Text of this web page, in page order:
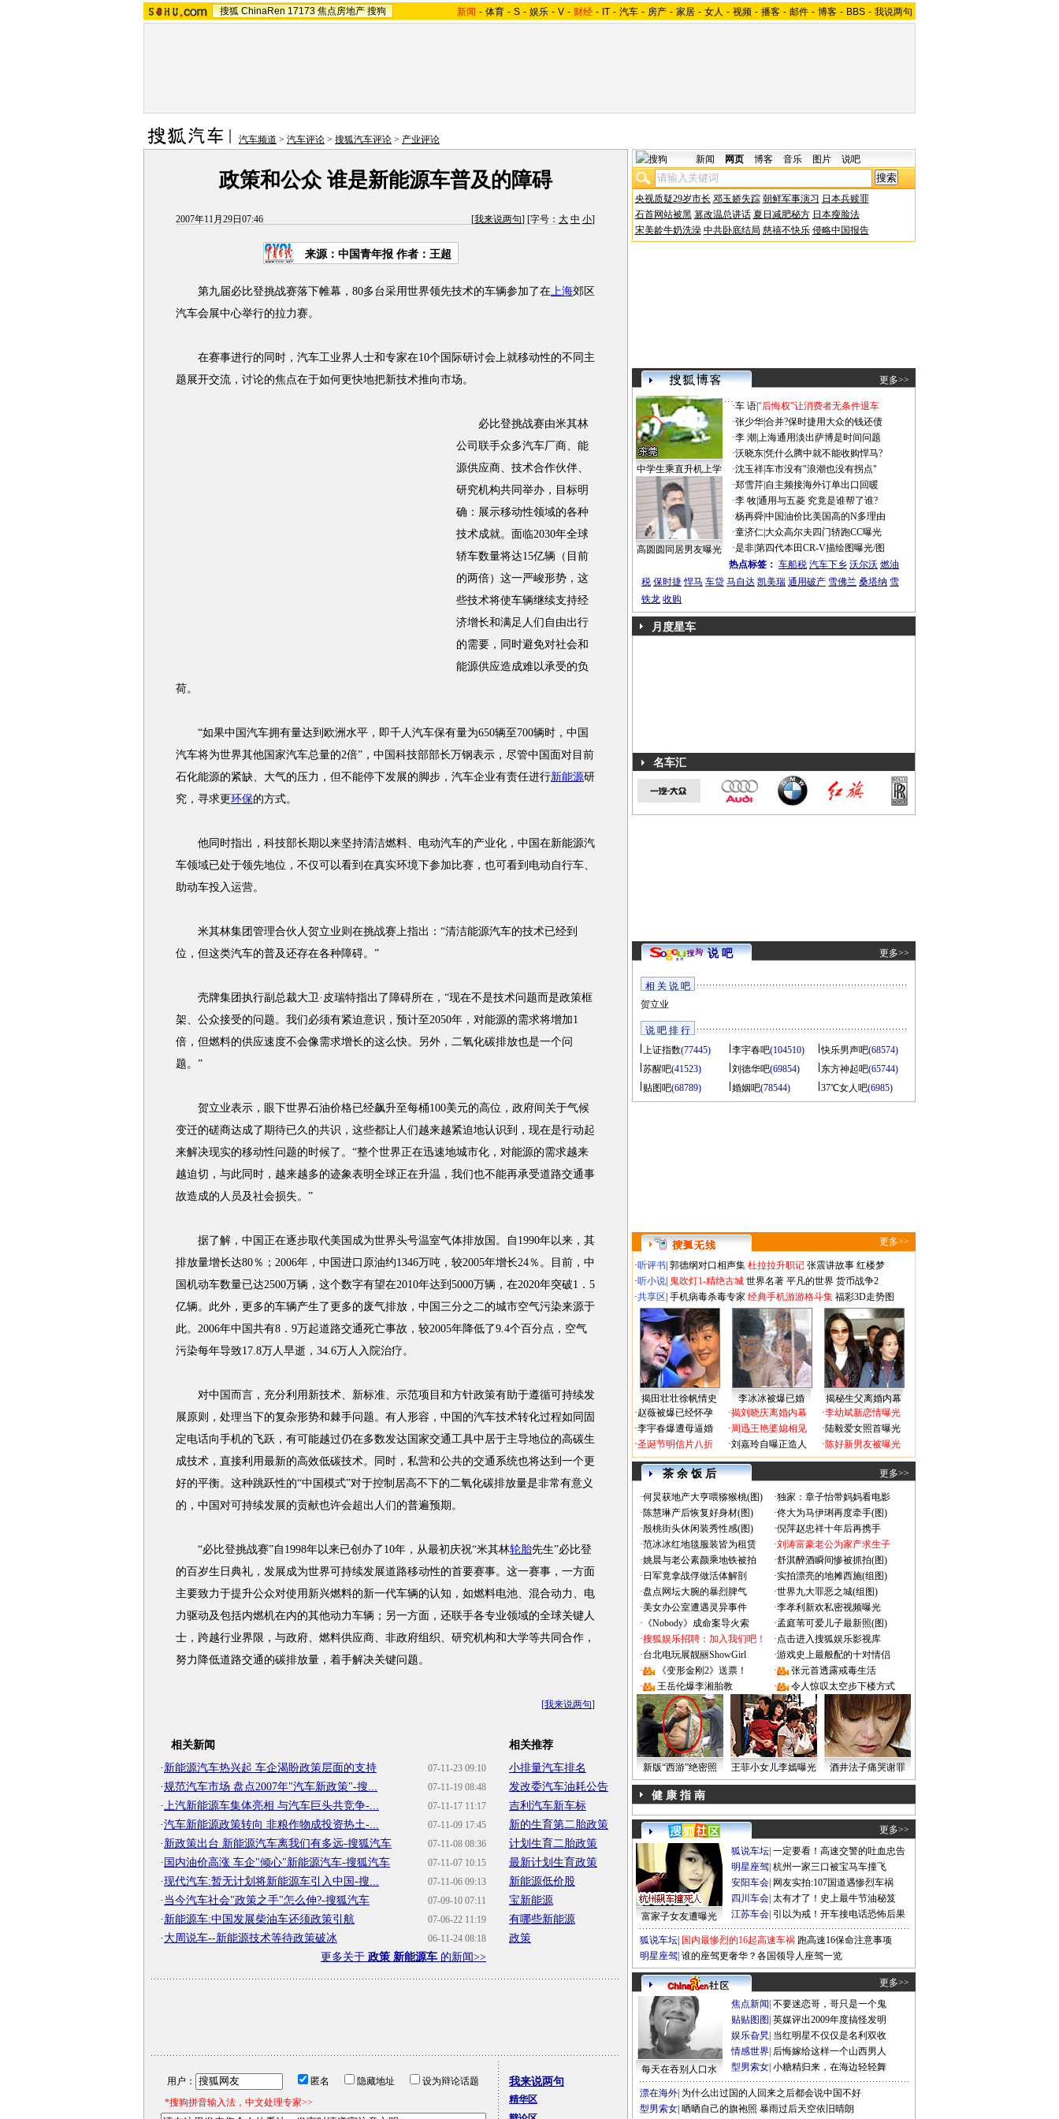
搜狐 ChinaRen 17173 焦点房地产 搜狗 新闻 - 体育 - S - 娱乐 - V - 财经 - IT - 汽车 - 房产 - 家居 - 女人 - 视频 - 播客 - 邮件 - 博客 - BBS - 我说两句
汽车频道 > 汽车评论 > 搜狐汽车评论 > 产业评论
政策和公众 谁是新能源车普及的障碍
2007年11月29日07:46 [我来说两句] [字号： 大 中 小]
来源：中国青年报 作者：王超
第九届必比登挑战赛落下帷幕，80多台采用世界领先技术的车辆参加了在上海郊区
汽车会展中心举行的拉力赛。
在赛事进行的同时，汽车工业界人士和专家在10个国际研讨会上就移动性的不同主
题展开交流，讨论的焦点在于如何更快地把新技术推向市场。
必比登挑战赛由米其林
公司联手众多汽车厂商、能
源供应商、技术合作伙伴、
研究机构共同举办，目标明
确：展示移动性领域的各种
技术成就。面临2030年全球
轿车数量将达15亿辆（目前
的两倍）这一严峻形势，这
些技术将使车辆继续支持经
济增长和满足人们自由出行
的需要，同时避免对社会和
能源供应造成难以承受的负
荷。
“如果中国汽车拥有量达到欧洲水平，即千人汽车保有量为650辆至700辆时，中国
汽车将为世界其他国家汽车总量的2倍”，中国科技部部长万钢表示，尽管中国面对目前
石化能源的紧缺、大气的压力，但不能停下发展的脚步，汽车企业有责任进行新能源研
究，寻求更环保的方式。
他同时指出，科技部长期以来坚持清洁燃料、电动汽车的产业化，中国在新能源汽
车领域已处于领先地位，不仅可以看到在真实环境下参加比赛，也可看到电动自行车、
助动车投入运营。
米其林集团管理合伙人贺立业则在挑战赛上指出：“清洁能源汽车的技术已经到
位，但这类汽车的普及还存在各种障碍。”
壳牌集团执行副总裁大卫·皮瑞特指出了障碍所在，“现在不是技术问题而是政策框
架、公众接受的问题。我们必须有紧迫意识，预计至2050年，对能源的需求将增加1
倍，但燃料的供应速度不会像需求增长的这么快。另外，二氧化碳排放也是一个问
题。”
贺立业表示，眼下世界石油价格已经飙升至每桶100美元的高位，政府间关于气候
变迁的磋商达成了期待已久的共识，这些都让人们越来越紧迫地认识到，现在是行动起
来解决现实的移动性问题的时候了。“整个世界正在迅速地城市化，对能源的需求越来
越迫切，与此同时，越来越多的迹象表明全球正在升温，我们也不能再承受道路交通事
故造成的人员及社会损失。”
据了解，中国正在逐步取代美国成为世界头号温室气体排放国。自1990年以来，其
排放量增长达80％；2006年，中国进口原油约1346万吨，较2005年增长24％。目前，中
国机动车数量已达2500万辆，这个数字有望在2010年达到5000万辆，在2020年突破1．5
亿辆。此外，更多的车辆产生了更多的废气排放，中国三分之二的城市空气污染来源于
此。2006年中国共有8．9万起道路交通死亡事故，较2005年降低了9.4个百分点，空气
污染每年导致17.8万人早逝，34.6万人入院治疗。
对中国而言，充分利用新技术、新标准、示范项目和方针政策有助于遵循可持续发
展原则，处理当下的复杂形势和棘手问题。有人形容，中国的汽车技术转化过程如同固
定电话向手机的飞跃，有可能越过仍在多数发达国家交通工具中居于主导地位的高碳生
成技术，直接利用最新的高效低碳技术。同时，私营和公共的交通系统也将达到一个更
好的平衡。这种跳跃性的“中国模式”对于控制居高不下的二氧化碳排放量是非常有意义
的，中国对可持续发展的贡献也许会超出人们的普遍预期。
“必比登挑战赛”自1998年以来已创办了10年，从最初庆祝“米其林轮胎先生”必比登
的百岁生日典礼，发展成为世界可持续发展道路移动性的首要赛事。这一赛事，一方面
主要致力于提升公众对使用新兴燃料的新一代车辆的认知，如燃料电池、混合动力、电
力驱动及包括内燃机在内的其他动力车辆；另一方面，还联手各专业领域的全球关键人
士，跨越行业界限，与政府、燃料供应商、非政府组织、研究机构和大学等共同合作，
努力降低道路交通的碳排放量，着手解决关键问题。
[我来说两句]
相关新闻
07-11-23 09:10
· 新能源汽车热兴起 车企渴盼政策层面的支持
07-11-19 08:48
·规范汽车市场 盘点2007年"汽车新政策"-搜...
07-11-17 11:17
·上汽新能源车集体亮相 与汽车巨头共竞争-...
07-11-09 17:45
·汽车新能源政策转向 非粮作物成投资热土-...
07-11-08 08:36
· 新政策出台 新能源汽车离我们有多远-搜狐汽车
07-11-07 10:15
· 国内油价高涨 车企"倾心"新能源汽车-搜狐汽车
07-11-06 09:13
·现代汽车:暂无计划将新能源车引入中国-搜...
07-09-10 07:11
· 当今汽车社会"政策之手"怎么伸?-搜狐汽车
07-06-22 11:19
· 新能源车:中国发展柴油车还须政策引航
06-11-24 08:18
· 大周说车--新能源技术等待政策破冰
更多关于 政策 新能源车 的新闻>>
相关推荐
小排量汽车排名
发改委汽车油耗公告
吉利汽车新车标
新的生育第二胎政策
计划生育二胎政策
最新计划生育政策
新能源低价股
宝新能源
有哪些新能源
政策
用户： 匿名 隐藏地址
设为辩论话题
*搜狗拼音输入法，中文处理专家>>
我来说两句
精华区
新闻 网页 博客 音乐 图片 说吧
央视质疑29岁市长 邓玉娇失踪 朝鲜军事演习 日本兵赎罪
石首网站被黑 篡改温总讲话 夏日减肥秘方 日本瘦脸法
宋美龄牛奶洗澡 中共卧底结局 慈禧不快乐 侵略中国报告
更多>>
中学生乘直升机上学
高圆圆同居男友曝光
·车 语|"后悔权"让消费者无条件退车
·张少华|合并?保时捷用大众的钱还债
·李 潮 上海通用淡出萨博是时间问题
·沃晓东|凭什么腾中就不能收购悍马?
·沈玉祥|车市没有"浪潮也没有拐点"
·郑雪芹| 自主频接海外订单出口回暖
·李 牧|通用与五菱 究竟是谁帮了谁?
·杨再舜|中国油价比美国高的N多理由
·童济仁|大众高尔夫四门轿跑CC曝光
·是非|第四代本田CR-V描绘图曝光/图
热点标签： 车船税 汽车下乡 沃尔沃 燃油
税 保时捷 悍马 车贷 马自达 凯美瑞 通用破产 雪佛兰 桑塔纳 雪
铁龙 收购
月度星车
名车汇
说 吧 更多>>
相 关 说 吧
贺立业
说 吧 排 行
上证指数(77445) 李宇春吧(104510) 快乐男声吧(68574)
苏醒吧(41523) 刘德华吧(69854) 东方神起吧(65744)
贴图吧(68789) 婚姻吧(78544) 37℃女人吧(6985)
更多>>
·听评书 郭德纲对口相声集 杜拉拉升职记 张震讲故事 红楼梦
·听小说 鬼吹灯1-精绝古城 世界名著 平凡的世界 货币战争2
·共享区 手机病毒杀毒专家 经典手机游游格斗集 福彩3D走势图
揭田壮壮徐帆情史 李冰冰被爆已婚
揭秘生父离婚内幕
·赵薇被爆已经怀孕
·李宇春爆遭母逼婚
·圣诞节明信片八折
·揭刘晓庆离婚内幕
·周迅王艳婆媳相见
·刘嘉玲自曝正造人
·李幼斌新恋情曝光
·陆毅爱女照首曝光
·陈好新男友被曝光
茶 余 饭 后 更多>>
·何炅获地产大亨喂猕猴桃(图) ·独家：章子怡带妈妈看电影
·陈慧琳产后恢复好身材(图) ·佟大为马伊琍再度牵手(图)
·殷桃街头休闲装秀性感(图) ·倪萍赵忠祥十年后再携手
·范冰冰红地毯服装皆为租赁 ·刘涛富豪老公为家产求生子
·姚晨与老公素颜乘地铁被拍 ·舒淇醉酒瞬间惨被抓拍(图)
· 日军竟拿战俘做活体解剖 ·实拍漂亮的地摊西施(组图)
·盘点网坛大腕的暴烈脾气 ·世界九大罪恶之城(组图)
·美女办公室遭遇灵异事件 ·李孝利新欢私密视频曝光
· 《Nobody》成命案导火索 ·孟庭苇可爱儿子最新照(图)
·搜狐娱乐招聘：加入我们吧！ ·点击进入搜狐娱乐影视库
·台北电玩展靓丽ShowGirl ·游戏史上最般配的十对情侣
·
《变形金刚2》送票！ ·
张元首透露戒毒生活
·
王岳伦爆李湘胎教 · 令人惊叹太空步下楼方式
新版“西游”绝密照 王菲小女儿李嫣曝光 酒井法子痛哭谢罪
健 康 指 南
更多>>
富家子女友遭曝光
狐说车坛 一定要看！高速交警的吐血忠告
明星座驾 杭州一家三口被宝马车撞飞
安阳车会 网友实拍:107国道遇惨烈车祸
四川车会 太有才了！史上最牛节油秘笈
江苏车会 引以为戒！开车接电话恐怖后果
狐说车坛 国内最惨烈的16起高速车祸 跑高速16保命注意事项
明星座驾 谁的座驾更奢华？各国领导人座驾一览
更多>>
每天在吞别人口水
焦点新闻 不要迷恋哥，哥只是一个鬼
贴贴图图 英媒评出2009年度搞怪发明
娱乐旮旯 当红明星不仅仅是名利双收
情感世界 后悔嫁给这样一个山西男人
型男索女 小糖精归来，在海边轻轻舞
漂在海外 为什么出过国的人回来之后都会说中国不好
型男索女 晒晒自己的旗袍照 暴雨过后天空依旧晴朗